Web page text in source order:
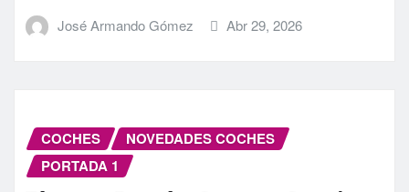
José Armando Gómez Abr 29, 2026
COCHES
NOVEDADES COCHES
PORTADA 1